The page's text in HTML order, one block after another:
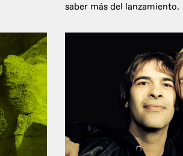
saber más del lanzamiento.